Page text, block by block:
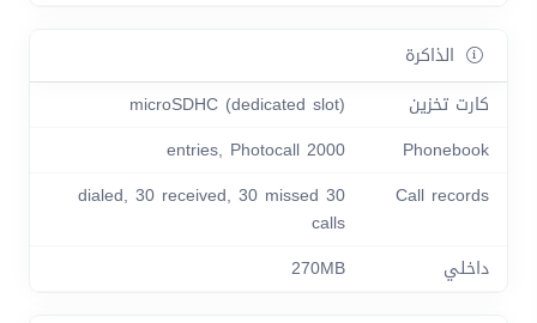
الذاكرة
كارت تخزين
microSDHC (dedicated slot)
Phonebook
2000 entries, Photocall
Call records
30 dialed, 30 received, 30 missed
calls
داخلي
270MB